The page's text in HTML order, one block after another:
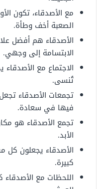
مع الأصدقاء، تكون
الصعبة أخف وطأة.
الأصدقاء هم أفضل
الابتسامة إلى وجهي.
الاجتماع مع الأصدقاء
تُنسى.
تجمعات الأصدقاء تجعل
فيها في سعادة.
تجمع الأصدقاء هو
الأبد.
الأصدقاء يجعلون كل
كبيرة.
اللحظات مع الأصدقاء